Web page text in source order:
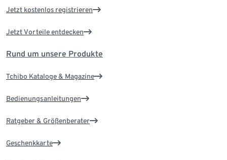
Jetzt kostenlos registrieren
Jetzt Vorteile entdecken
Rund um unsere Produkte
Tchibo Kataloge & Magazine
Bedienungsanleitungen
Ratgeber & Größenberater
Geschenkkarte